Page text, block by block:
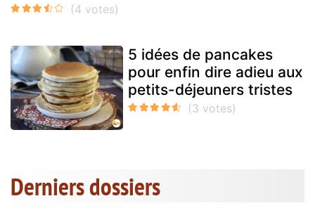
5 idées de pancakes
pour enfin dire adieu aux
petits-déjeuners tristes
Derniers dossiers